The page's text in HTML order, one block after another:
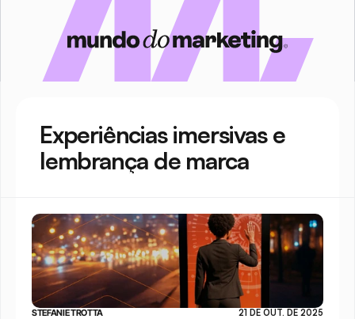
Experiências imersivas e
lembrança de marca
STEFANIE TROTTA 21 DE OUT. DE 2025